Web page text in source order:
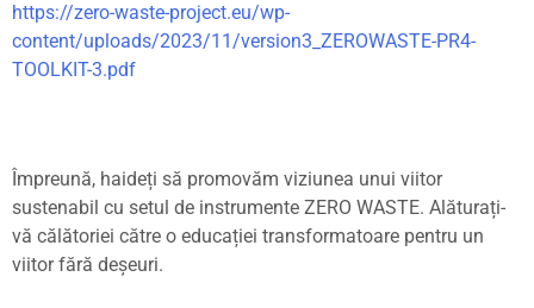
https://zero-waste-project.eu/wp-
content/uploads/2023/11/version3_ZEROWASTE-PR4-
TOOLKIT-3.pdf
Împreună, haideți să promovăm viziunea unui viitor
sustenabil cu setul de instrumente ZERO WASTE. Alăturați-
vă călătoriei către o educației transformatoare pentru un
viitor fără deșeuri.